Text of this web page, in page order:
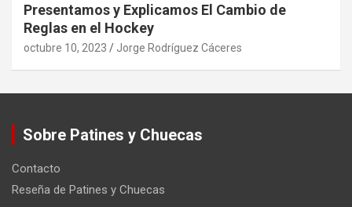
Presentamos y Explicamos El Cambio de
Reglas en el Hockey
octubre 10, 2023 Jorge Rodríguez Cáceres
Sobre Patines y Chuecas
Contacto
Reseña de Patines y Chuecas